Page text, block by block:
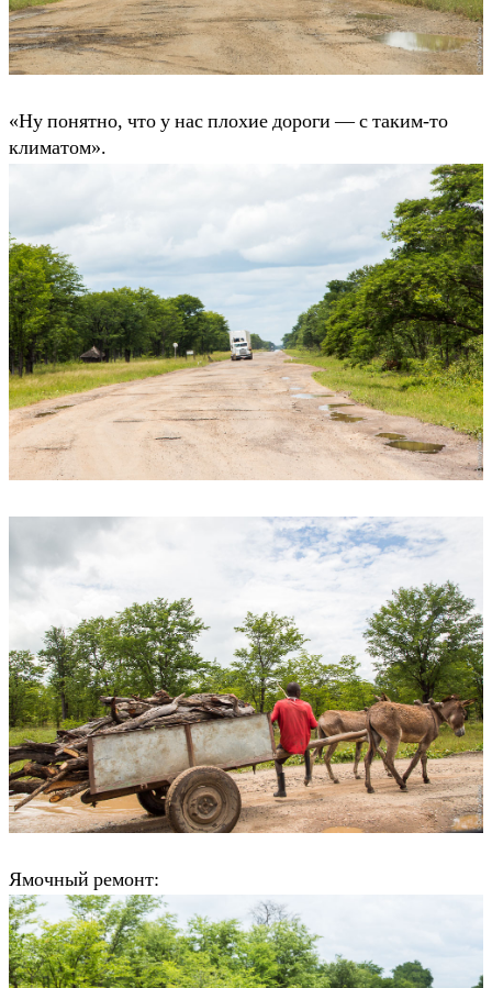
«Ну понятно, что у нас плохие дороги — с таким-то
климатом».
Ямочный ремонт: